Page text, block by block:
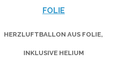
FOLIE
HERZLUFTBALLON AUS FOLIE,
INKLUSIVE HELIUM